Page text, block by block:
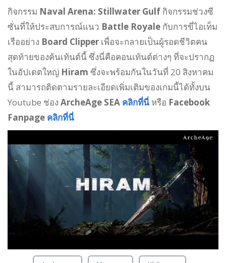
กิจกรรม Naval Arena: Stillwater Gulf กิจกรรมช่วงซี
ซั่นที่ให้ประสบการณ์แนว Battle Royale กับการขี่ไอเท็ม
เรืออย่าง Board Clipper เพื่อจะกลายเป็นผู้รอดชีวิตคน
สุดท้ายของค้นเท้นต์นี้ ซึ่งนี่คือคอนเท้นต์ต่างๆ ที่จะปรากฏ
ในอัปเดตใหญ่ Hiram ซึ่งจะพร้อมกันในวันที่ 20 สิงหาคม
นี้ สามารถติดตามรายละเอียดเพิ่มเติมของเกมนี้ได้ทั้งบน
Youtube ช่อง ArcheAge SEA คลิกที่นี่ หรือ Facebook
Fanpage คลิกที่นี่